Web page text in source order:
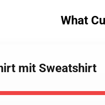
What
mit Sweatshirt